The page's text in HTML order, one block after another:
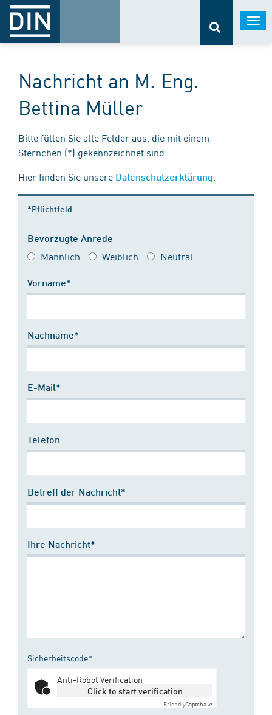
Nachricht an M. Eng.
Bettina Müller
Bitte füllen Sie alle Felder aus, die mit einem
Sternchen (*) gekennzeichnet sind.
Hier finden Sie unsere Datenschutzerklärung
*Pflichtfeld
Bevorzugte Anrede
Männlich Weiblich Neutral
Vorname*
Nachname*
E-Mail*
Telefon
Betreff der Nachricht*
Ihre Nachricht*
Sicherheitscode*
Anti-Robot Verification
Click to start verification
FriendlyCaptcha ⇗